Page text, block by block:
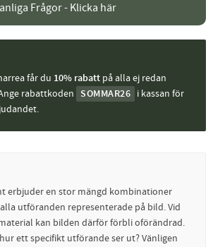
Frågor - Klicka här
får du 10% rabatt på alla ej redan
rabattkoden
SOMMAR26 i kassan för
erbjuder en stor mängd kombinationer
utföranden representerade på bild. Vid
kan bilden därför förbli oförändrad.
ett specifikt utförande ser ut? Vänligen